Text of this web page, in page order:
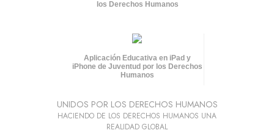
los Derechos Humanos
Aplicación Educativa en iPad y
iPhone de Juventud por los Derechos
Humanos
UNIDOS POR LOS DERECHOS HUMANOS
HACIENDO DE LOS DERECHOS HUMANOS UNA
REALIDAD GLOBAL